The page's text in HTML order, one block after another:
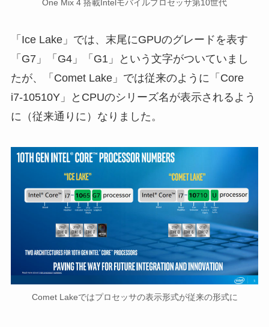
One Mix 4 搭載Intelモバイルプロセッサ第10世代
「Ice Lake」では、末尾にGPUのグレードを表す
「G7」「G4」「G1」という文字がついていまし
たが、「Comet Lake」では従来のように「Core
i7-10510Y」とCPUのシリーズ名が表示されるよう
に（従来通りに）なりました。
Comet Lakeではプロセッサの表示形式が従来の形式に